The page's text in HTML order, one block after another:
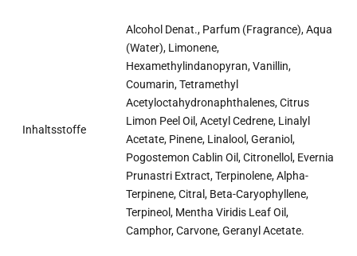
Inhaltsstoffe
Alcohol Denat., Parfum (Fragrance), Aqua
(Water), Limonene,
Hexamethylindanopyran, Vanillin,
Coumarin, Tetramethyl
Acetyloctahydronaphthalenes, Citrus
Limon Peel Oil, Acetyl Cedrene, Linalyl
Acetate, Pinene, Linalool, Geraniol,
Pogostemon Cablin Oil, Citronellol, Evernia
Prunastri Extract, Terpinolene, Alpha-
Terpinene, Citral, Beta-Caryophyllene,
Terpineol, Mentha Viridis Leaf Oil,
Camphor, Carvone, Geranyl Acetate.